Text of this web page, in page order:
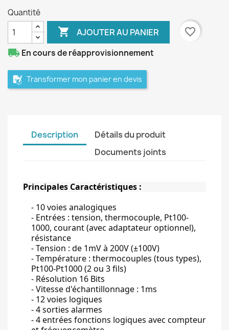
Quantité
 AJOUTER AU PANIER
favorite_border
local_shipping En cours de réapprovisionnement
Transformer mon panier en devis
Description
Détails du produit
Documents joints
Principales Caractéristiques :
- 10 voies analogiques
- Entrées : tension, thermocouple, Pt100-
1000, courant (avec adaptateur optionnel),
résistance
- Tension : de 1mV à 200V (±100V)
- Température : thermocouples (tous types),
Pt100-Pt1000 (2 ou 3 fils)
- Résolution 16 Bits
- Vitesse d'échantillonnage : 1ms
- 12 voies logiques
- 4 sorties alarmes
- 4 entrées fonctions logiques avec compteur